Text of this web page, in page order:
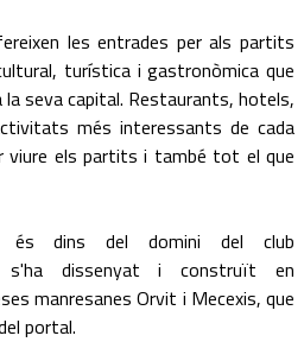
les entrades per als partits
turística i gastronòmica que
seva capital. Restaurants, hotels,
més interessants de cada
viure els partits i també tot el que
és dins del domini del club
dissenyat i construït en
manresanes Orvit i Mecexis, que
portal.